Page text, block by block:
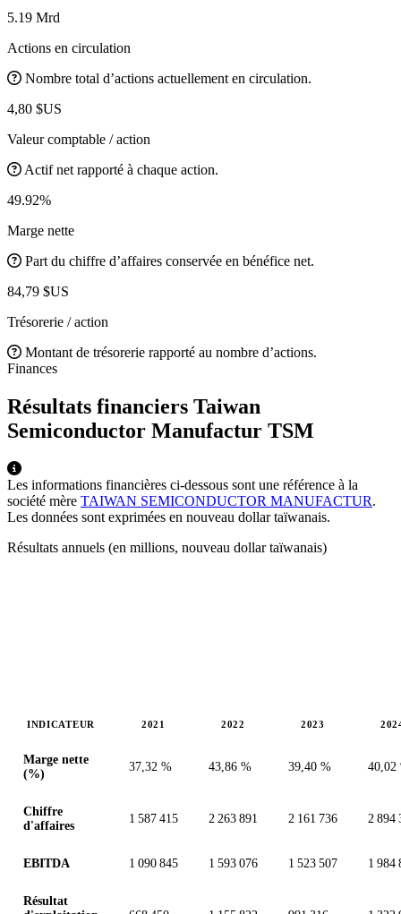
5.19 Mrd
Actions en circulation
Nombre total d’actions actuellement en circulation.
4,80 $US
Valeur comptable / action
Actif net rapporté à chaque action.
49.92%
Marge nette
Part du chiffre d’affaires conservée en bénéfice net.
84,79 $US
Trésorerie / action
Montant de trésorerie rapporté au nombre d’actions.
Finances
Résultats financiers Taiwan
Semiconductor Manufactur TSM
Les informations financières ci-dessous sont une référence à la
société mère TAIWAN SEMICONDUCTOR MANUFACTUR.
Les données sont exprimées en nouveau dollar taïwanais.
Résultats annuels (en millions, nouveau dollar taïwanais)
INDICATEUR 2021 2022 2023
Marge nette
(%)
37,32 % 43,86 % 39,40 % 40,02
Chiffre
d'affaires
1 587 415 2 263 891 2 161 736 2 894
EBITDA 1 090 845 1 593 076 1 523 507 1 984
Résultat